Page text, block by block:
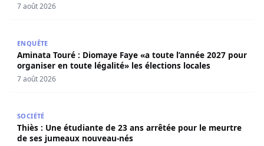
7 août 2026
ENQUÊTE
Aminata Touré : Diomaye Faye «a toute l’année 2027 pour
organiser en toute légalité» les élections locales
7 août 2026
SOCIÉTÉ
Thiès : Une étudiante de 23 ans arrêtée pour le meurtre
de ses jumeaux nouveau-nés